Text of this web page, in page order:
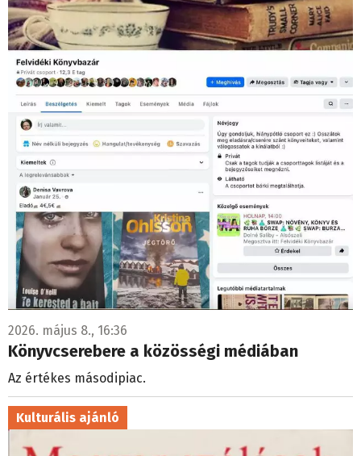
2026. május 8., 16:36
Könyvcserebere a közösségi médiában
Az értékes másodipiac.
Kulturális ajánló